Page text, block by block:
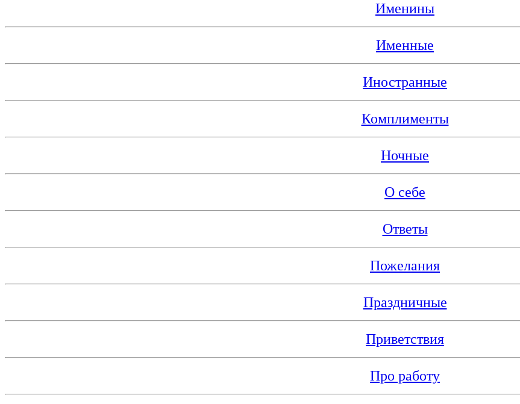
Именины
Именные
Иностранные
Комплименты
Ночные
О себе
Ответы
Пожелания
Праздничные
Приветствия
Про работу